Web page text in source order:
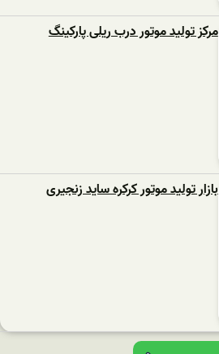
مرکز تولید موتور درب ریلی پارکینگ
بازار تولید موتور کرکره ساید زنجیری